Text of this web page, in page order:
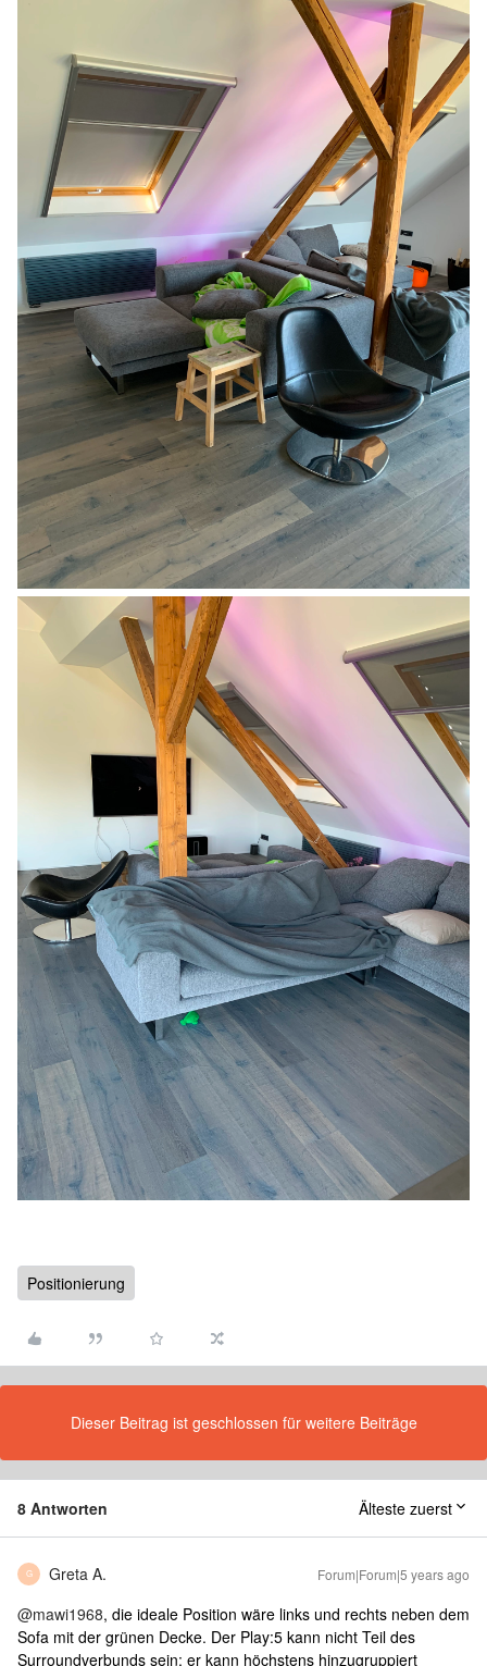
Positionierung
Dieser Beitrag ist geschlossen für weitere Beiträge
8 Antworten Älteste zuerst
G Greta A. Forum|Forum|5 years ago
@mawi1968, die ideale Position wäre links und rechts neben dem
Sofa mit der grünen Decke. Der Play:5 kann nicht Teil des
Surroundverbunds sein; er kann höchstens hinzugruppiert